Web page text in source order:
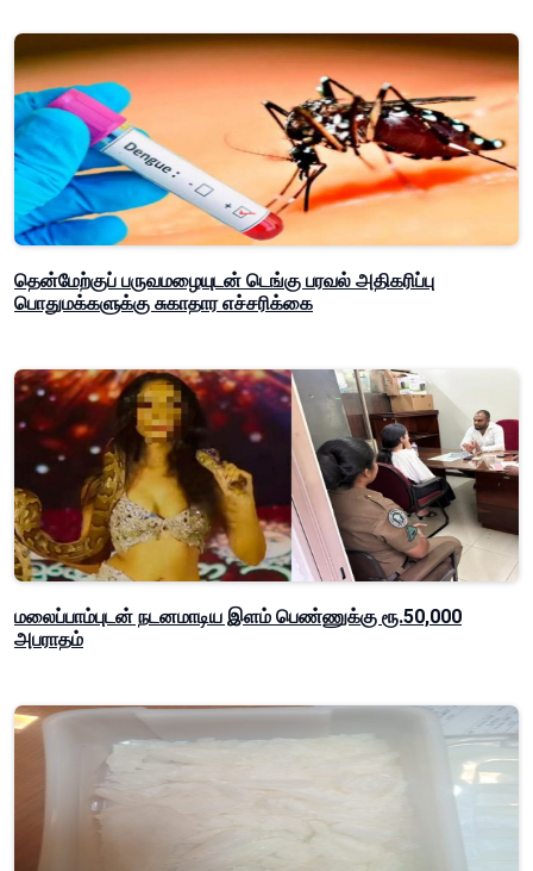
தென்மேற்குப் பருவமழையுடன் டெங்கு பரவல் அதிகரிப்பு
பொதுமக்களுக்கு சுகாதார எச்சரிக்கை
மலைப்பாம்புடன் நடனமாடிய இளம் பெண்ணுக்கு ரூ.50,000
அபராதம்